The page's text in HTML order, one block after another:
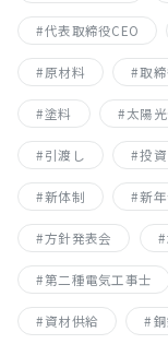
代表取締役CEO
原材料 取
塗料 太陽
引渡し 投資
新体制 新
方針発表会
第二種電気工事士
資材供給